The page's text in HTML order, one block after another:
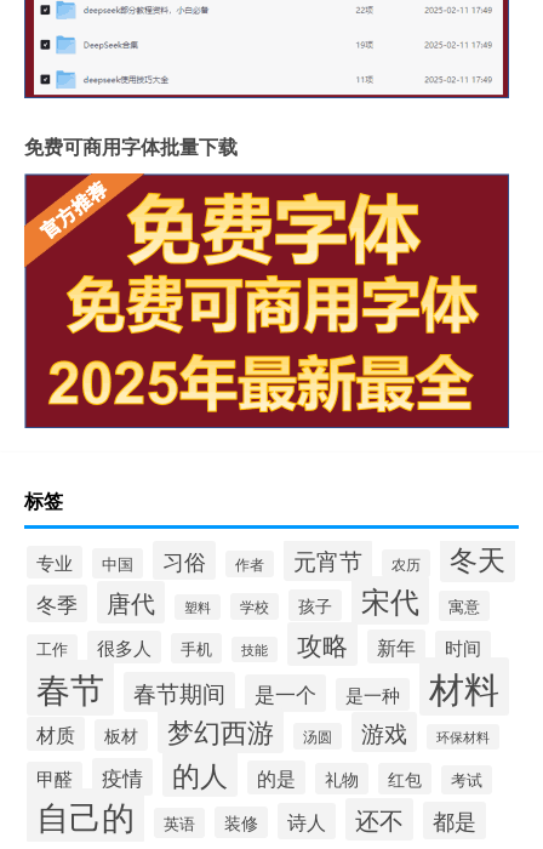
免费可商用字体批量下载
标签
专业 中国 习俗 作者 元宵节 农历 冬天
冬季 唐代 塑料 学校 孩子 宋代 寓意
工作 很多人 手机 技能 攻略 新年 时间
春节 春节期间 是一个 是一种 材料
材质 板材 梦幻西游 汤圆 游戏 环保材料
甲醛 疫情 的人 的是 礼物 红包 考试
自己的 英语 装修 诗人 还不 都是